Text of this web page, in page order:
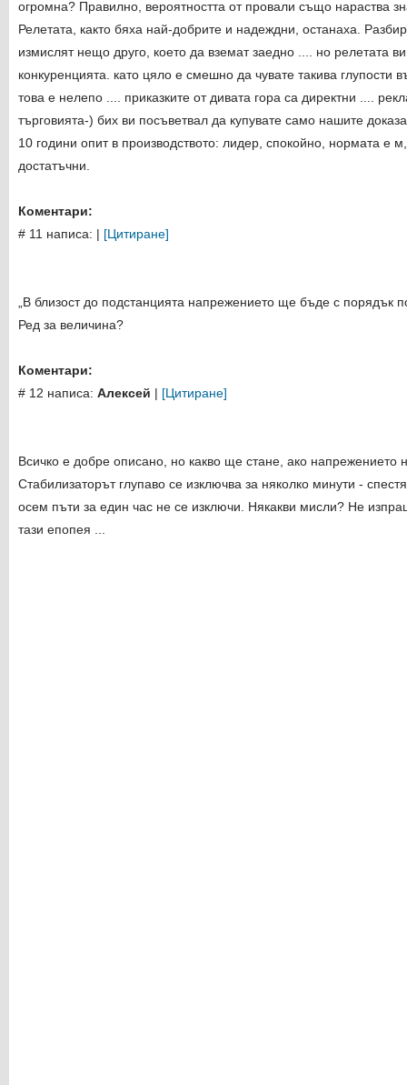
огромна? Правилно, вероятността от провали също нараства
Релетата, както бяха най-добрите и надеждни, останаха.
измислят нещо друго, което да вземат заедно .... но релетата
конкуренцията. като цяло е смешно да чувате такива глупости
това е нелепо .... приказките от дивата гора са директни ....
търговията-) бих ви посъветвал да купувате само нашите
10 години опит в производството: лидер, спокойно, нормата е
достатъчни.
Коментари:
# 11 написа: | [Цитиране]
„В близост до подстанцията напрежението ще бъде с порядък
Ред за величина?
Коментари:
# 12 написа: Алексей | [Цитиране]
Всичко е добре описано, но какво ще стане, ако напрежението
Стабилизаторът глупаво се изключва за няколко минути -
осем пъти за един час не се изключи. Някакви мисли? Не
тази епопея ...